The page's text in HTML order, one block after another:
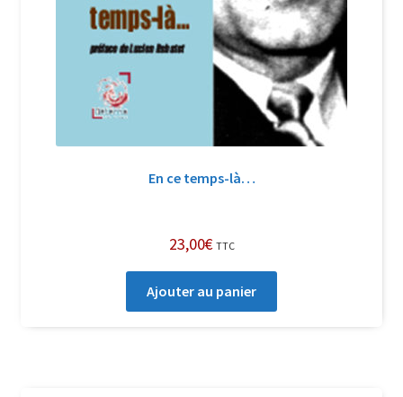
Soutien à Philippe Randa
Suivi de la Commande
En ce temps-là…
23,00€ TTC
Ajouter au panier